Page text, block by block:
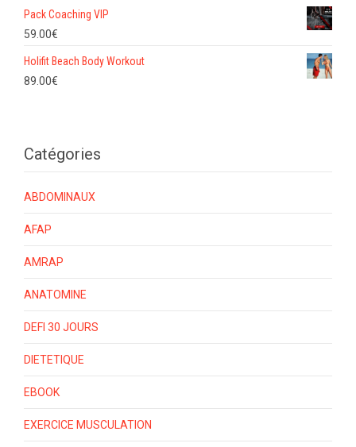
Pack Coaching VIP
59.00€
Holifit Beach Body Workout
89.00€
Catégories
ABDOMINAUX
AFAP
AMRAP
ANATOMINE
DEFI 30 JOURS
DIETETIQUE
EBOOK
EXERCICE MUSCULATION